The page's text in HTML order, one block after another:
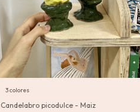
3 colores
Candelabro picodulce - Maiz